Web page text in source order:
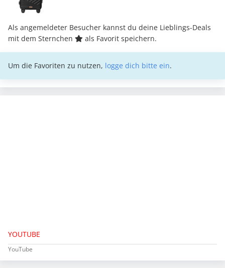
Als angemeldeter Besucher kannst du deine Lieblings-Deals
mit dem Sternchen
als Favorit speichern.
Um die Favoriten zu nutzen, logge dich bitte ein.
YOUTUBE
YouTube